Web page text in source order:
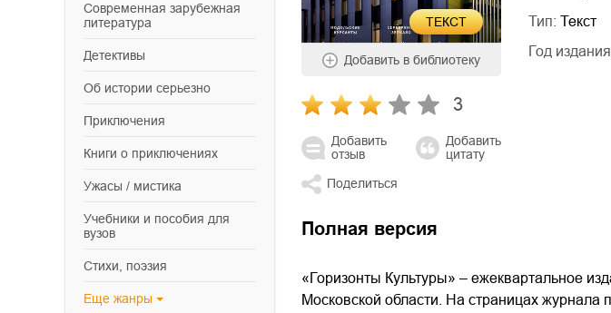
современная зарубежная
литература
детективы
об истории серьезно
приключения
книги о приключениях
ужасы / мистика
учебники и пособия для
вузов
cтихи, поэзия
Еще жанры
ТЕКСТ
Добавить в библиотеку
3
Добавить
отзыв
Добавить
цитату
Поделиться
Тип: Текст
Год
Полная версия
«Горизонты Культуры» – ежеквартальное
Московской области. На страницах